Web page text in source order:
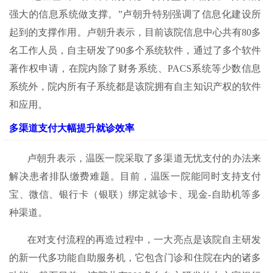
强大的信息系统做支撑。”卢朝升特别强调了信息化建设所
起到的支撑作用。卢朝升表示，目前该院信息中心共有80多
名工作人员，自主研发了90多个系统软件，通过了多个软件
著作权申请，在院内除了财务系统、PACS系统等少数信息
系统外，院内所有子系统都是该院拥有自主知识产权的软件
和应用。
多渠道支付大幅提升就诊效率
卢朝升表示，温医一院采取了多渠道无忧支付的办法来
解决患者排队缴费难题。目前，温医一院能同时支持支付
宝、微信、银行卡（银联）绑定就诊卡、现金-自助机等多
种渠道。
在对支付流程的再造过程中，一大亮点是该院自主研发
的新一代多功能自助服务机，它包含门诊和住院在内的诸多